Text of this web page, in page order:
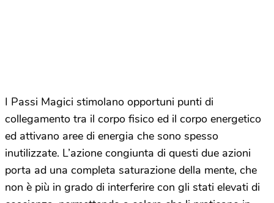
I Passi Magici stimolano opportuni punti di
collegamento tra il corpo fisico ed il corpo energetico
ed attivano aree di energia che sono spesso
inutilizzate. L’azione congiunta di questi due azioni
porta ad una completa saturazione della mente, che
non è più in grado di interferire con gli stati elevati di